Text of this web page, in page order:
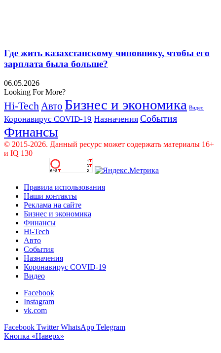
Где жить казахстанскому чиновнику, чтобы его
зарплата была больше?
06.05.2026
Looking For More?
Hi-Tech Авто Бизнес и экономика Видео
Коронавирус COVID-19 Назначения События
Финансы
© 2015-2026. Данный ресурс может содержать материалы 16+
и IQ 130
Правила использования
Наши контакты
Реклама на сайте
Бизнес и экономика
Финансы
Hi-Tech
Авто
События
Назначения
Коронавирус COVID-19
Видео
Facebook
Instagram
vk.com
Facebook Twitter WhatsApp Telegram
Кнопка «Наверх»